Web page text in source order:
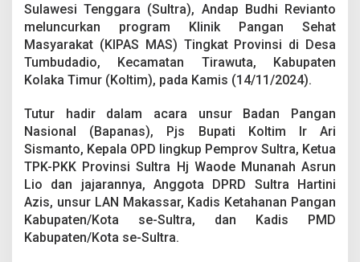
i
n
i
k
P
g
a
n
S
h
a
M
Sulawesi Tenggara (Sultra), Andap Budhi Revianto
meluncurkan program Klinik Pangan Sehat
Masyarakat (KIPAS MAS) Tingkat Provinsi di Desa
Tumbudadio, Kecamatan Tirawuta, Kabupaten
Kolaka Timur (Koltim), pada Kamis (14/11/2024).
Tutur hadir dalam acara unsur Badan Pangan
Nasional (Bapanas), Pjs Bupati Koltim Ir Ari
Sismanto, Kepala OPD lingkup Pemprov Sultra, Ketua
TPK-PKK Provinsi Sultra Hj Waode Munanah Asrun
Lio dan jajarannya, Anggota DPRD Sultra Hartini
Azis, unsur LAN Makassar, Kadis Ketahanan Pangan
Kabupaten/Kota se-Sultra, dan Kadis PMD
Kabupaten/Kota se-Sultra.